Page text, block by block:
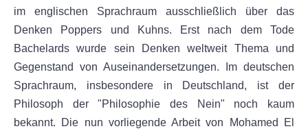
im englischen Sprachraum ausschließlich über das
Denken Poppers und Kuhns. Erst nach dem Tode
Bachelards wurde sein Denken weltweit Thema und
Gegenstand von Auseinandersetzungen. Im deutschen
Sprachraum, insbesondere in Deutschland, ist der
Philosoph der "Philosophie des Nein" noch kaum
bekannt. Die nun vorliegende Arbeit von Mohamed El